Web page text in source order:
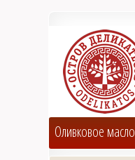
Оливковое масло